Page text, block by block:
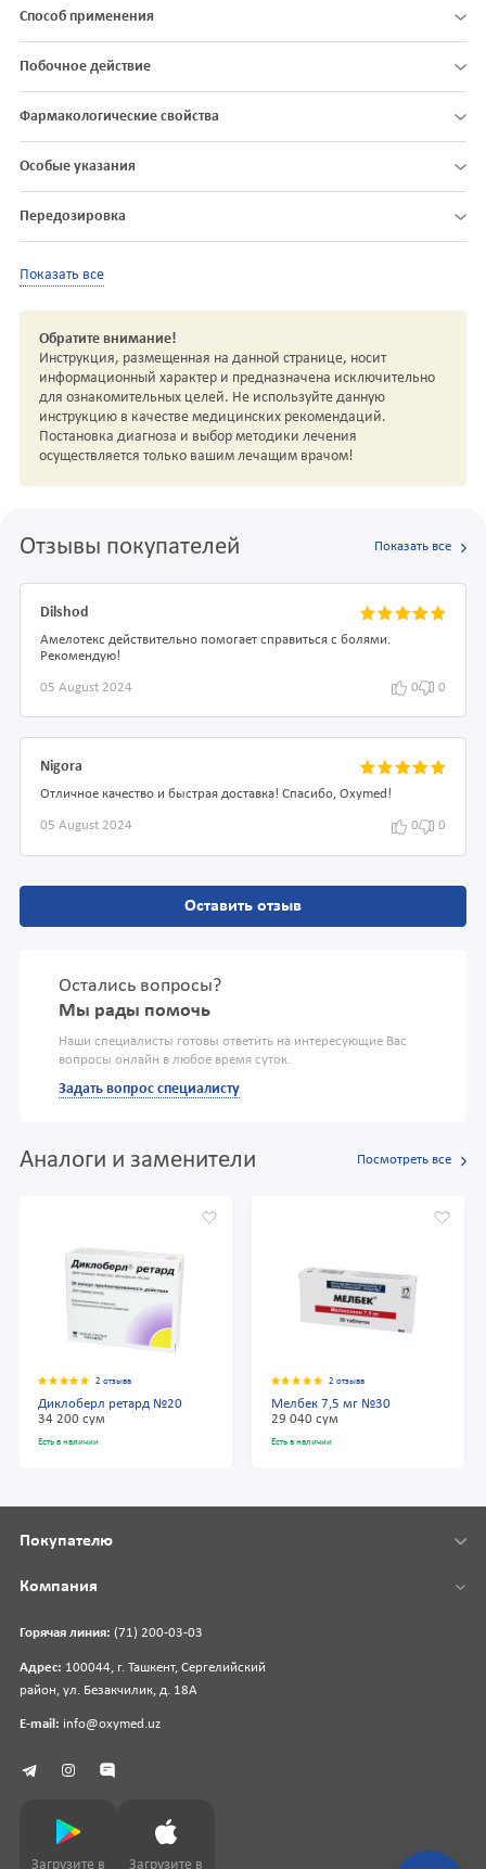
Способ применения
Побочное действие
Фармакологические свойства
Особые указания
Передозировка
Показать все
Обратите внимание!
Инструкция, размещенная на данной странице, носит
информационный характер и предназначена исключительно
для ознакомительных целей. Не используйте данную
инструкцию в качестве медицинских рекомендаций.
Постановка диагноза и выбор методики лечения
осуществляется только вашим лечащим врачом!
Отзывы покупателей Показать все
Dilshod
Амелотекс действительно помогает справиться с болями.
Рекомендую!
05 August 2024 0 0
Nigora
Отличное качество и быстрая доставка! Спасибо, Oxymed!
05 August 2024 0 0
Оставить отзыв
Остались вопросы?
Мы рады помочь
Наши специалисты готовы ответить на интересующие Вас
вопросы онлайн в любое время суток.
Задать вопрос специалисту
Аналоги и заменители Посмотреть все
2 отзыва
Диклоберл ретард №20
34 200 сум
Есть в наличии
2 отзыва
Мелбек 7,5 мг №30
29 040 сум
Есть в наличии
Горячая линия: (71) 200-03-03
Адрес: 100044, г. Ташкент, Сергелийский
район, ул. Безакчилик, д. 18А
E-mail: info@oxymed.uz
Покупателю
Компания
Загрузите в Загрузите в